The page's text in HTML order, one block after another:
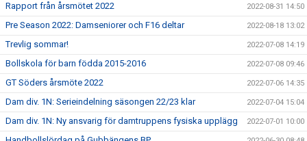
Rapport från årsmötet 2022 2022-08-31 14:50
Pre Season 2022: Damseniorer och F16 deltar 2022-08-18 13:02
Trevlig sommar! 2022-07-08 14:19
Bollskola för barn födda 2015-2016 2022-07-08 09:46
GT Söders årsmöte 2022 2022-07-06 14:35
Dam div. 1N: Serieindelning säsongen 22/23 klar 2022-07-04 15:04
Dam div. 1N: Ny ansvarig för damtruppens fysiska upplägg 2022-07-01 10:00